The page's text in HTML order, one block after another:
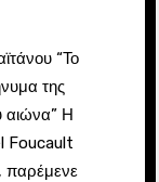
της
αιώνα” Η
Foucault
παρέμενε